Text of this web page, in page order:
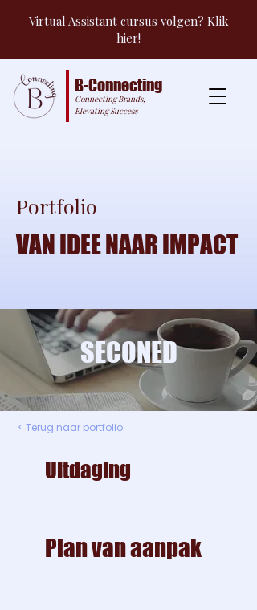
B-Connecting
Connecting Brands,
Elevating Success
Virtual Assistant cursus volgen? Klik
hier!
Portfolio
VAN IDEE NAAR IMPACT
SECONED
< Terug naar portfolio
Uitdaging
Plan van aanpak